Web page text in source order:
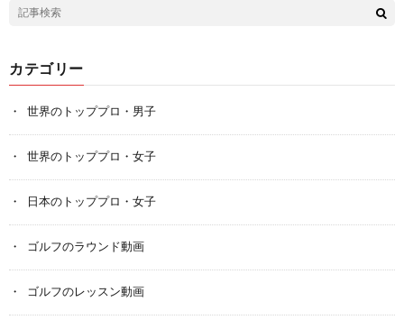
カテゴリー
世界のトッププロ・男子
世界のトッププロ・女子
日本のトッププロ・女子
ゴルフのラウンド動画
ゴルフのレッスン動画